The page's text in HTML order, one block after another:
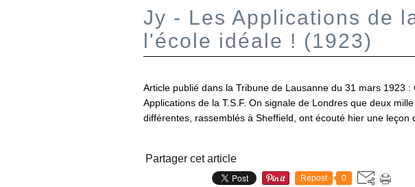
Jy - Les Applications de
l'école idéale ! (1923)
Article publié dans la Tribune de Lausanne du 31 mars 1923 :
Applications de la T.S.F. On signale de Londres que deux
différentes, rassemblés à Sheffield, ont écouté hier une leçon
Partager cet article
Repost 0